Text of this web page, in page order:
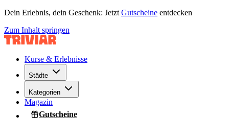
Dein Erlebnis, dein Geschenk: Jetzt Gutscheine entdecken
Zum Inhalt springen
Kurse & Erlebnisse
Städte
Kategorien
Magazin
Gutscheine